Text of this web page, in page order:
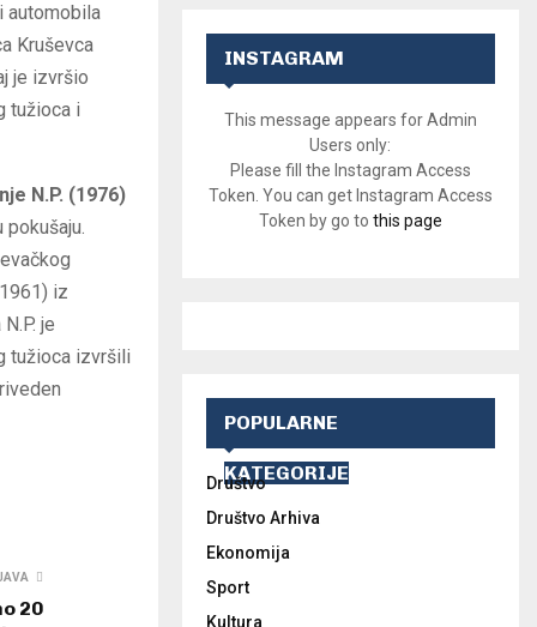
automobila
Kruševca
je izvršio
tužioca i
N.P. (1976)
iz
je
tužioca izvršili
20
INSTAGRAM
This message appears for Admin
Users only:
Please fill the Instagram Access
Token. You can get Instagram Access
Token by go to this page
POPULARNE
KATEGORIJE
Društvo
Društvo Arhiva
Ekonomija
Sport
Kultura